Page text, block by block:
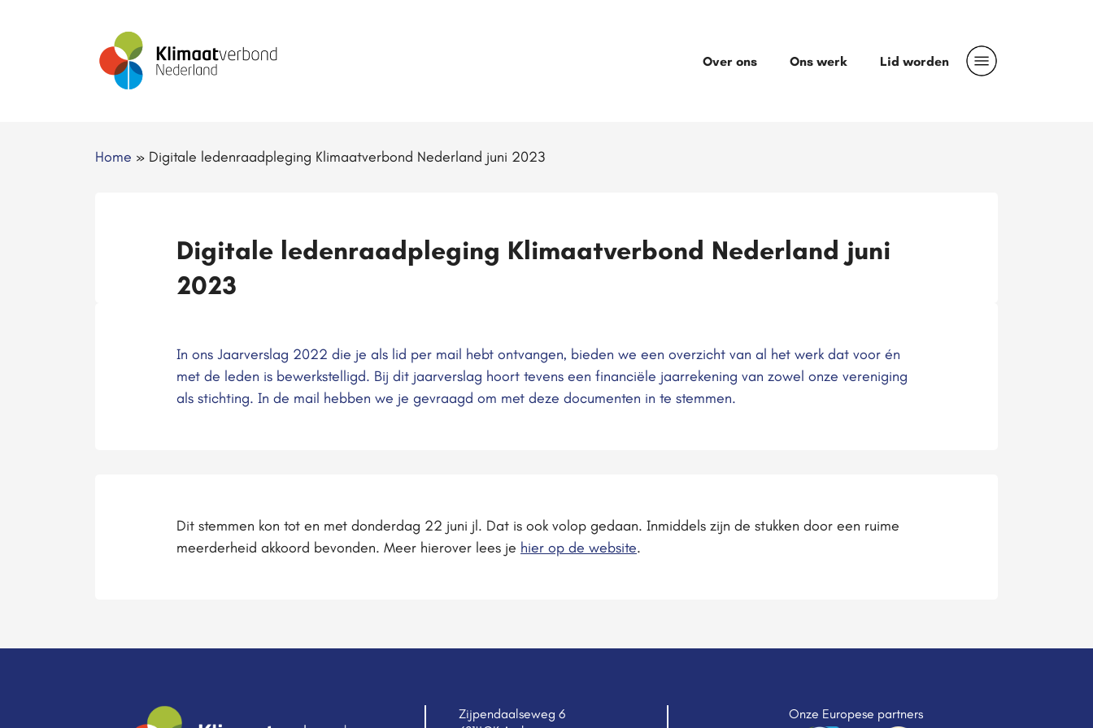
Over ons Ons werk Lid worden
Home » Digitale ledenraadpleging Klimaatverbond Nederland juni 2023
Digitale ledenraadpleging Klimaatverbond Nederland juni
2023
In ons Jaarverslag 2022 die je als lid per mail hebt ontvangen, bieden we een overzicht van al het werk dat voor én
met de leden is bewerkstelligd. Bij dit jaarverslag hoort tevens een financiële jaarrekening van zowel onze vereniging
als stichting. In de mail hebben we je gevraagd om met deze documenten in te stemmen.
Dit stemmen kon tot en met donderdag 22 juni jl. Dat is ook volop gedaan. Inmiddels zijn de stukken door een ruime
meerderheid akkoord bevonden. Meer hierover lees je hier op de website.
Zijpendaalseweg 6
Onze Europese partners